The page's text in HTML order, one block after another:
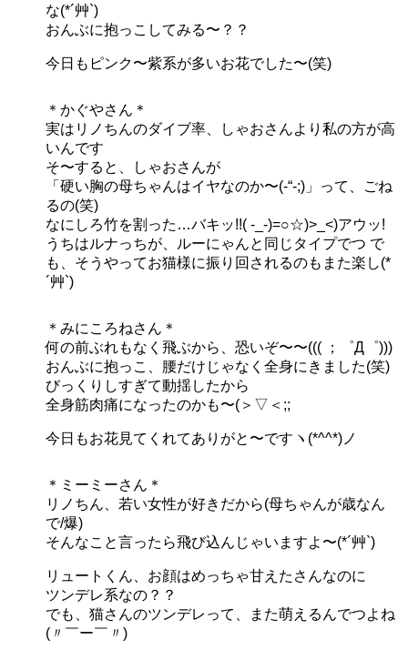
な(*´艸`)
おんぶに抱っこしてみる〜？？
今日もピンク〜紫系が多いお花でした〜(笑)
＊かぐやさん＊
実はリノちんのダイブ率、しゃおさんより私の方が高
いんです
そ〜すると、しゃおさんが
「硬い胸の母ちゃんはイヤなのか〜(-“-;)」って、ごね
るの(笑)
なにしろ竹を割った…バキッ!!( -_-)=○☆)>_<)アウッ!
うちはルナっちが、ルーにゃんと同じタイプでつ で
も、そうやってお猫様に振り回されるのもまた楽し(*
´艸`)
＊みにころねさん＊
何の前ぶれもなく飛ぶから、恐いぞ〜〜((( ；゜Д゜)))
おんぶに抱っこ、腰だけじゃなく全身にきました(笑)
びっくりしすぎて動揺したから
全身筋肉痛になったのかも〜(＞▽＜;;
今日もお花見てくれてありがと〜ですヽ(*^^*)ノ
＊ミーミーさん＊
リノちん、若い女性が好きだから(母ちゃんが歳なん
で/爆)
そんなこと言ったら飛び込んじゃいますよ〜(*´艸`)
リュートくん、お顔はめっちゃ甘えたさんなのに
ツンデレ系なの？？
でも、猫さんのツンデレって、また萌えるんでつよね
(〃￣ー￣〃)